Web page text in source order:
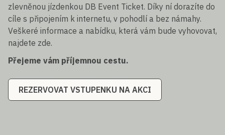
zlevněnou jízdenkou DB Event Ticket. Díky ní dorazíte do
cíle s připojením k internetu, v pohodlí a bez námahy.
Veškeré informace a nabídku, která vám bude vyhovovat,
najdete zde.
Přejeme vám příjemnou cestu.
REZERVOVAT VSTUPENKU NA AKCI